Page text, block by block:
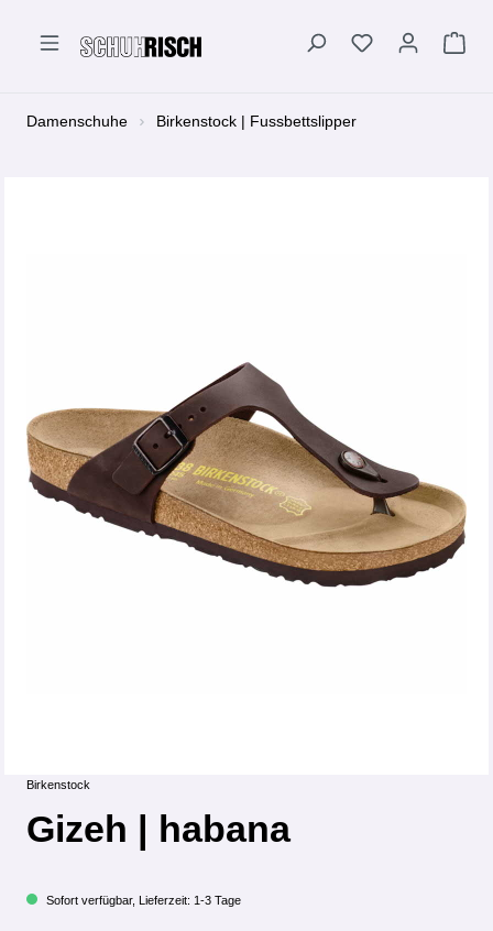
Damenschuhe Birkenstock | Fussbettslipper
Birkenstock
Gizeh | habana
Sofort verfügbar, Lieferzeit: 1-3 Tage